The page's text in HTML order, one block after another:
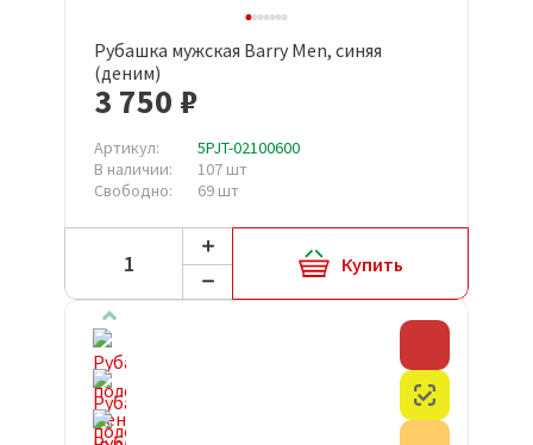
Рубашка мужская Barry Men, синяя
(деним)
3 750 ₽
Артикул:
5PJT-02100600
В наличии:
107 шт
Свободно:
69 шт
Купить